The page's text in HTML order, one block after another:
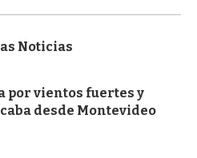
Noticias
por vientos fuertes y
desde Montevideo